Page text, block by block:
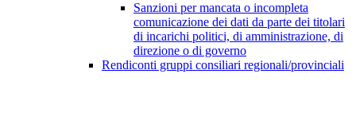
Sanzioni per mancata o incompleta
comunicazione dei dati da parte dei titolari
di incarichi politici, di amministrazione, di
direzione o di governo
Rendiconti gruppi consiliari regionali/provinciali